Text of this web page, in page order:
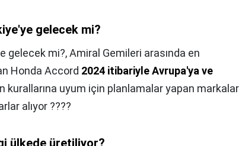
gelecek mi?
gelecek mi?,Amiral Gemileri arasında en
Honda Accord 2024 itibariyle Avrupa'ya ve
kurallarına uyum için planlamalar yapan markalar
alıyor ????